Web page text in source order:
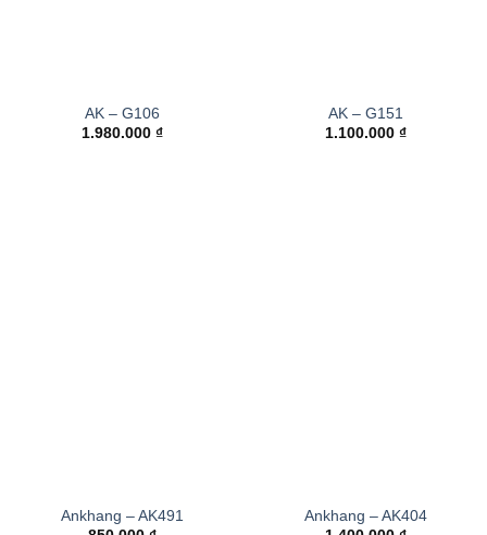
AK – G106
1.980.000 ₫
AK – G151
1.100.000 ₫
Ankhang – AK491
Ankhang – AK404